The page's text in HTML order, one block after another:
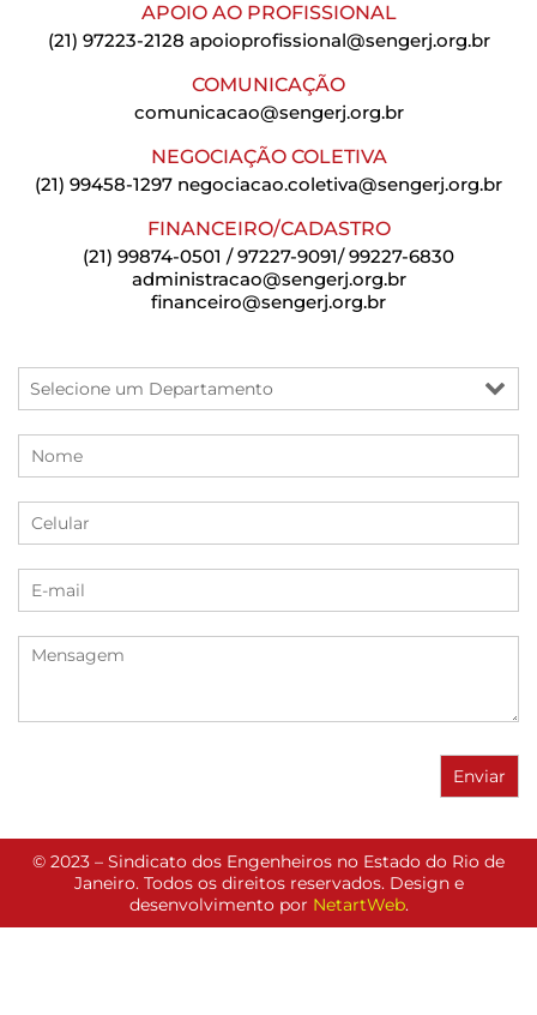
APOIO AO PROFISSIONAL
(21) 97223-2128 apoioprofissional@sengerj.org.br
COMUNICAÇÃO
comunicacao@sengerj.org.br
NEGOCIAÇÃO COLETIVA
(21) 99458-1297 negociacao.coletiva@sengerj.org.br
FINANCEIRO/CADASTRO
(21) 99874-0501 / 97227-9091/ 99227-6830
administracao@sengerj.org.br
financeiro@sengerj.org.br
© 2023 – Sindicato dos Engenheiros no Estado do Rio de
Janeiro. Todos os direitos reservados. Design e
desenvolvimento por NetartWeb.